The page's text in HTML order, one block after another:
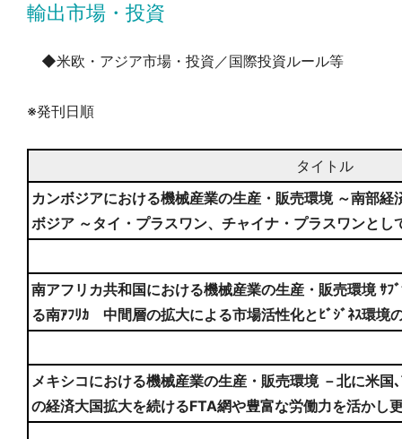
輸出市場・投資
◆米欧・アジア市場・投資／国際投資ルール等
※発刊日順
タイトル
カンボジアにおける機械産業の生産・販売環境 ～南部
ボジア ～タイ・プラスワン、チャイナ・プラスワンとし
南アフリカ共和国における機械産業の生産・販売環境 ｻﾌ
る南ｱﾌﾘｶ 中間層の拡大による市場活性化とﾋﾞｼﾞﾈｽ環境
メキシコにおける機械産業の生産・販売環境 －北に米国
の経済大国拡大を続けるFTA網や豊富な労働力を活かし